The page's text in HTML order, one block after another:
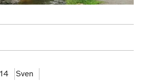
Sven